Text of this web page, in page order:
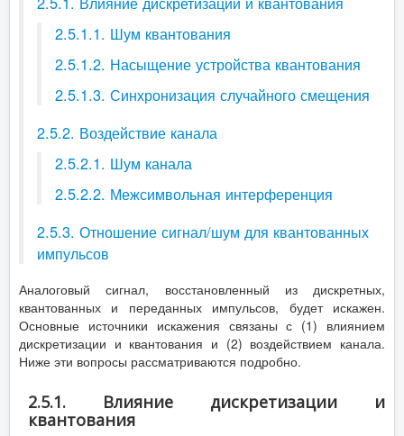
2.5.1.1. Шум квантования
2.5.1.2. Насыщение устройства квантования
2.5.1.3. Синхронизация случайного смещения
2.5.2. Воздействие канала
2.5.2.1. Шум канала
2.5.2.2. Межсимвольная интерференция
2.5.3. Отношение сигнал/шум для квантованных
импульсов
Аналоговый сигнал, восстановленный из дискретных,
квантованных и переданных импульсов, будет искажен.
Основные источники искажения связаны с (1) влиянием
дискретизации и квантования и (2) воздействием канала.
Ниже эти вопросы рассматриваются подробно.
2.5.1. Влияние дискретизации и
квантования